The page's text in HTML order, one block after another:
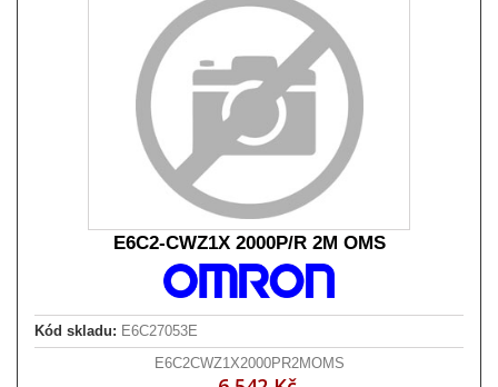
E6C2-CWZ1X 2000P/R 2M OMS
Kód skladu: E6C27053E
E6C2CWZ1X2000PR2MOMS